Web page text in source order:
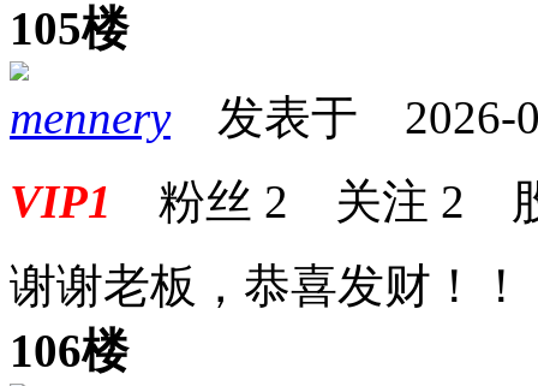
105楼
mennery发表于 2026-
VIP1 粉丝 2 关注 2
谢谢老板，恭喜发财！
106楼